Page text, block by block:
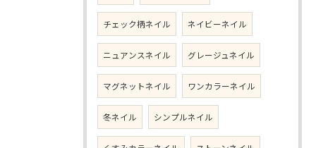
チェック柄ネイル ネイビーネイル
ニュアンスネイル グレージュネイル
マグネットネイル ワンカラーネイル
冬ネイル シンプルネイル